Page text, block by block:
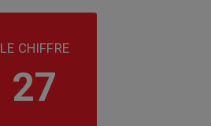
LE CHIFFRE
27